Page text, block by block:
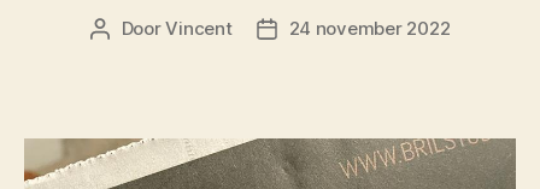
Berichtauteur
DoorVincent Berichtdatum
24 november 2022